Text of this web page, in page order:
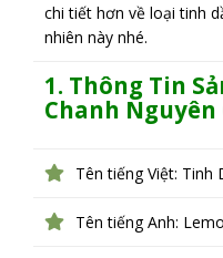
chi tiết hơn về loại tinh
nhiên này nhé.
1. Thông Tin
Chanh Nguyên
Tên tiếng Việt: Tinh
Tên tiếng Anh: